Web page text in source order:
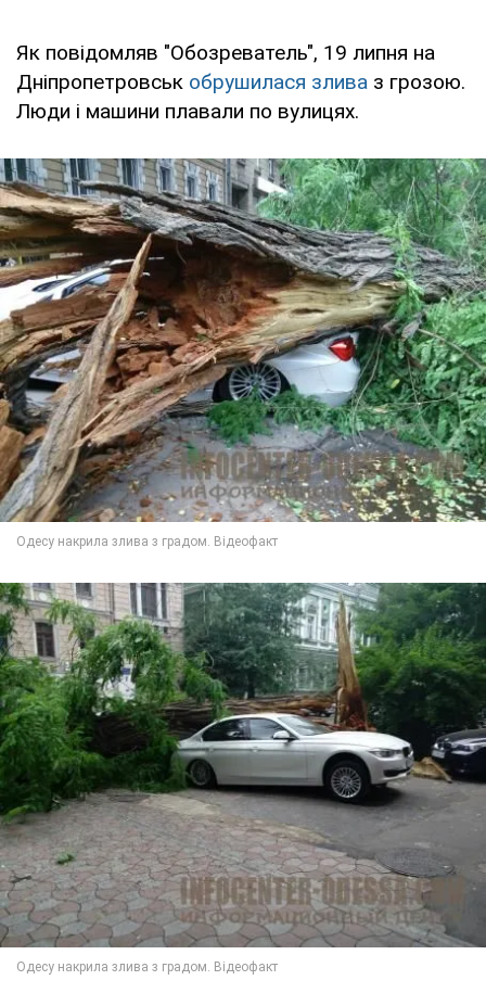
Як повідомляв "Обозреватель", 19 липня на
Дніпропетровськ обрушилася злива з грозою.
Люди і машини плавали по вулицях.